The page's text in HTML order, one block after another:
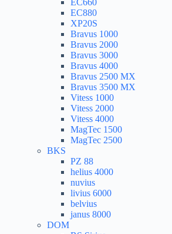
EC660
EC880
XP20S
Bravus 1000
Bravus 2000
Bravus 3000
Bravus 4000
Bravus 2500 MX
Bravus 3500 MX
Vitess 1000
Vitess 2000
Vitess 4000
MagTec 1500
MagTec 2500
BKS
PZ 88
helius 4000
nuvius
livius 6000
belvius
janus 8000
DOM